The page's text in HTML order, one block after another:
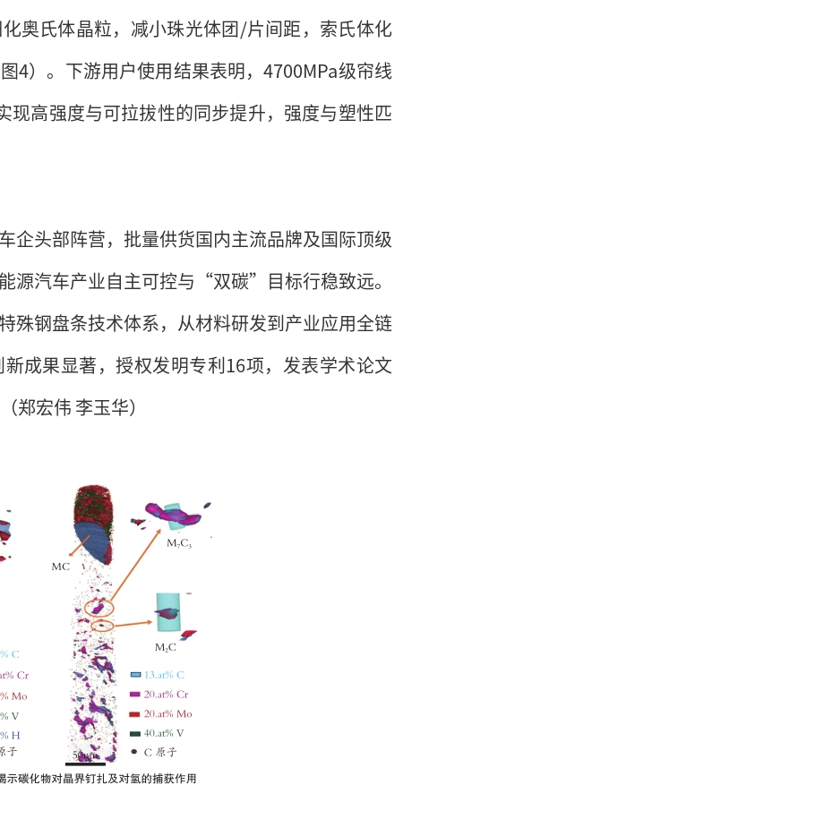
奥氏体晶粒，减小珠光体团/片间距，索氏体化
4）。下游用户使用结果表明，4700MPa级帘线
高强度与可拉拔性的同步提升，强度与塑性匹
企头部阵营，批量供货国内主流品牌及国际顶级
源汽车产业自主可控与“双碳”目标行稳致远。
殊钢盘条技术体系，从材料研发到产业应用全链
成果显著，授权发明专利16项，发表学术论文
郑宏伟 李玉华）